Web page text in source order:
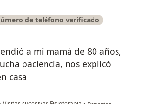
de teléfono verificado
a mi mamá de 80 años,
paciencia, nos explicó
casa
en opinión del